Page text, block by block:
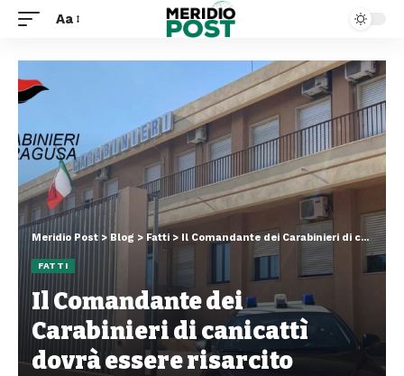
Aa
Meridio Post>Blog > Fatti > Il Comandante dei Carabinieri di canicattì dovrà essere risarcito
FATTI
Il Comandante dei
Carabinieri di canicattì
dovrà essere risarcito